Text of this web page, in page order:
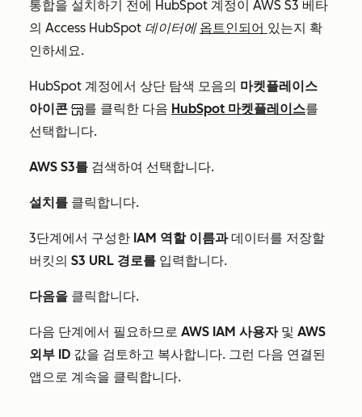
통합을 설치하기 전에 HubSpot 계정이 AWS S3 베타
의 Access HubSpot 데이터에 옵트인되어 있는지 확
인하세요.
HubSpot 계정에서 상단 탐색 모음의 마켓플레이스
아이콘
를 클릭한 다음 HubSpot 마켓플레이스를
선택합니다.
AWS S3를 검색하여 선택합니다.
설치를 클릭합니다.
3단계에서 구성한 IAM 역할 이름과데이터를 저장할
버킷의 S3 URL 경로를 입력합니다.
다음을 클릭합니다.
다음 단계에서 필요하므로 AWS IAM 사용자및 AWS
외부 ID 값을 검토하고 복사합니다. 그런 다음 연결된
앱으로 계속을 클릭합니다.